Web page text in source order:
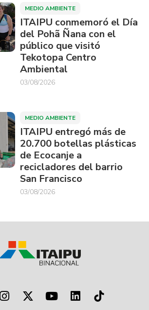
MEDIO AMBIENTE
ITAIPU conmemoró el Día
del Pohã Ñana con el
público que visitó
Tekotopa Centro
Ambiental
03/08/2026
MEDIO AMBIENTE
ITAIPU entregó más de
20.700 botellas plásticas
de Ecocanje a
recicladores del barrio
San Francisco
03/08/2026